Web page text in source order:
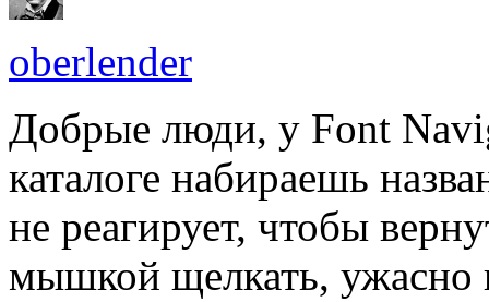
oberlender
Добрые люди, у Font
каталоге набираешь
не реагирует, чтобы
мышкой щелкать, ужасно